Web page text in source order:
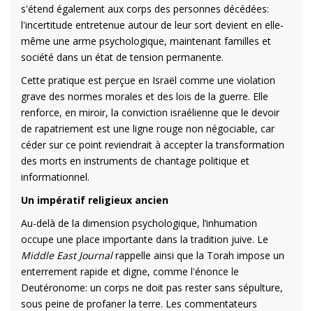
s'étend également aux corps des personnes décédées:
l'incertitude entretenue autour de leur sort devient en elle-
même une arme psychologique, maintenant familles et
société dans un état de tension permanente.
Cette pratique est perçue en Israël comme une violation
grave des normes morales et des lois de la guerre. Elle
renforce, en miroir, la conviction israélienne que le devoir
de rapatriement est une ligne rouge non négociable, car
céder sur ce point reviendrait à accepter la transformation
des morts en instruments de chantage politique et
informationnel.
Un impératif religieux ancien
Au-delà de la dimension psychologique, l’inhumation
occupe une place importante dans la tradition juive. Le
Middle East Journalrappelle ainsi que la Torah impose un
enterrement rapide et digne, comme l'énonce le
Deutéronome: un corps ne doit pas rester sans sépulture,
sous peine de profaner la terre. Les commentateurs